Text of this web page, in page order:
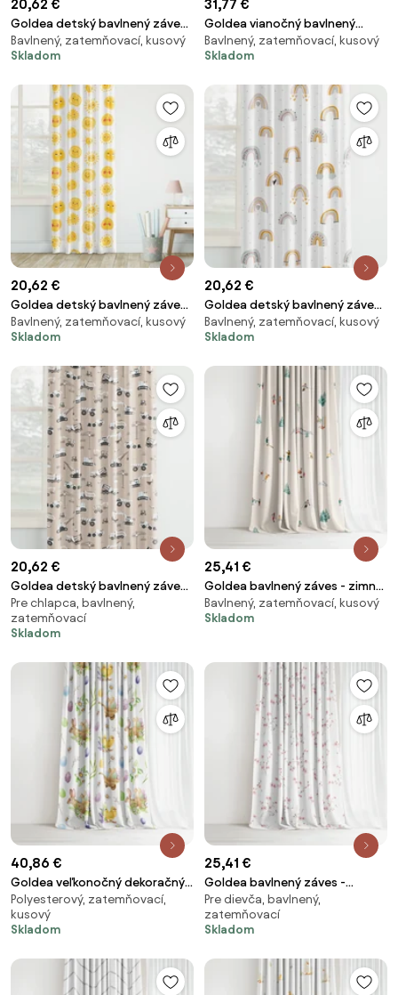
20,62 €
Goldea detský bavlnený záves
- zasnení králičkovia 140x150 cm
Bavlnený, zatemňovací, kusový
Skladom
31,77 €
Goldea vianočný bavlnený
záves - pásli ovce valaši
140x150 cm
Bavlnený, zatemňovací, kusový
Skladom
20,62 €
Goldea detský bavlnený záves
- usmievavé slniečka 140x150
cm
Bavlnený, zatemňovací, kusový
Skladom
20,62 €
Goldea detský bavlnený záves
- maľované dúhy 140x150 cm
Bavlnený, zatemňovací, kusový
Skladom
20,62 €
Goldea detský bavlnený záves
- nákladné autá a bagre na
béžovom 140x150 cm
Pre chlapca, bavlnený,
zatemňovací
Skladom
25,41 €
Goldea bavlnený záves - zimné
radovánky 140x150 cm
Bavlnený, zatemňovací, kusový
Skladom
40,86 €
Goldea veľkonočný dekoračný
záves luca - symboly veľkej noci
160x150 cm
Polyesterový, zatemňovací,
kusový
Skladom
25,41 €
Goldea bavlnený záves -
kvitnúce sakury 140x150 cm
Pre dievča, bavlnený,
zatemňovací
Skladom